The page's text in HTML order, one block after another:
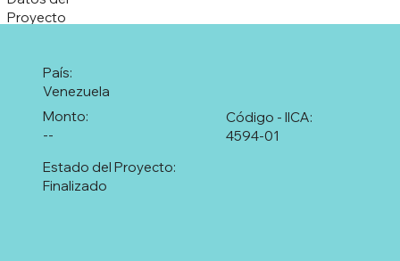
Proyecto
País:
Venezuela
4594-01
Código - IICA:
--
Monto:
Finalizado
Estado del Proyecto: